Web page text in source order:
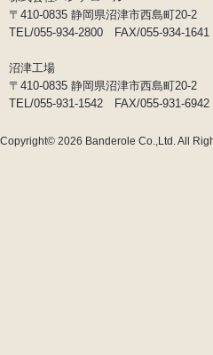
〒410-0835 静岡県沼津市西島町20-2
TEL/055-934-2800 FAX/055-934-1641
沼津工場
〒410-0835 静岡県沼津市西島町20-2
TEL/055-931-1542 FAX/055-931-6942
Copyright© 2026 Banderole Co.,Ltd.All